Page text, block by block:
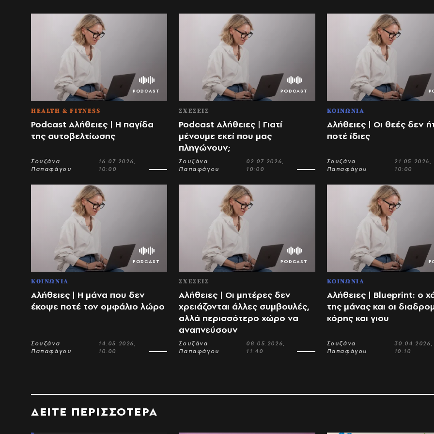
HEALTH & FITNESS
Podcast Αλήθειες | Η παγίδα
της αυτοβελτίωσης
Σουζάνα
Παπαφάγου
16.07.2026,
10:00
ΣΧΕΣΕΙΣ
Podcast Αλήθειες | Γιατί
μένουμε εκεί που μας
πληγώνουν;
Σουζάνα
Παπαφάγου
02.07.2026,
10:00
ΚΟΙΝΩΝΙΑ
Αλήθειες | Οι θεές δεν
ποτέ ίδιες
Σουζάνα
Παπαφάγου
21.05.2026,
10:00
ΚΟΙΝΩΝΙΑ
Αλήθειες | Η μάνα που δεν
έκοψε ποτέ τον ομφάλιο λώρο
Σουζάνα
Παπαφάγου
14.05.2026,
10:00
ΣΧΕΣΕΙΣ
Αλήθειες | Οι μητέρες δεν
χρειάζονται άλλες συμβουλές,
αλλά περισσότερο χώρο να
αναπνεύσουν
Σουζάνα
Παπαφάγου
08.05.2026,
11:40
ΚΟΙΝΩΝΙΑ
Αλήθειες | Blueprint: ο
της μάνας και οι
κόρης και γιου
Σουζάνα
Παπαφάγου
30.04.2026,
10:10
ΔΕΙΤΕ ΠΕΡΙΣΣΟΤΕΡΑ